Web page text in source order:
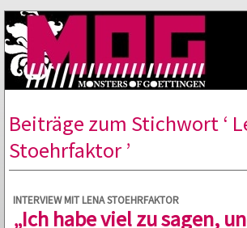
Beiträge zum Stichwort ‘
Stoehrfaktor ’
INTERVIEW MIT LENA STOEHRFAKTOR
„Ich habe viel zu sagen,